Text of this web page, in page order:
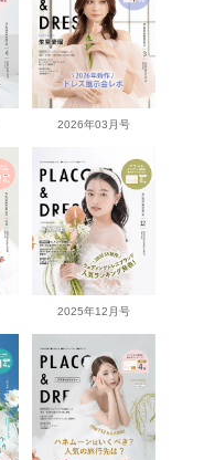
2026年03月号
2025年12月号